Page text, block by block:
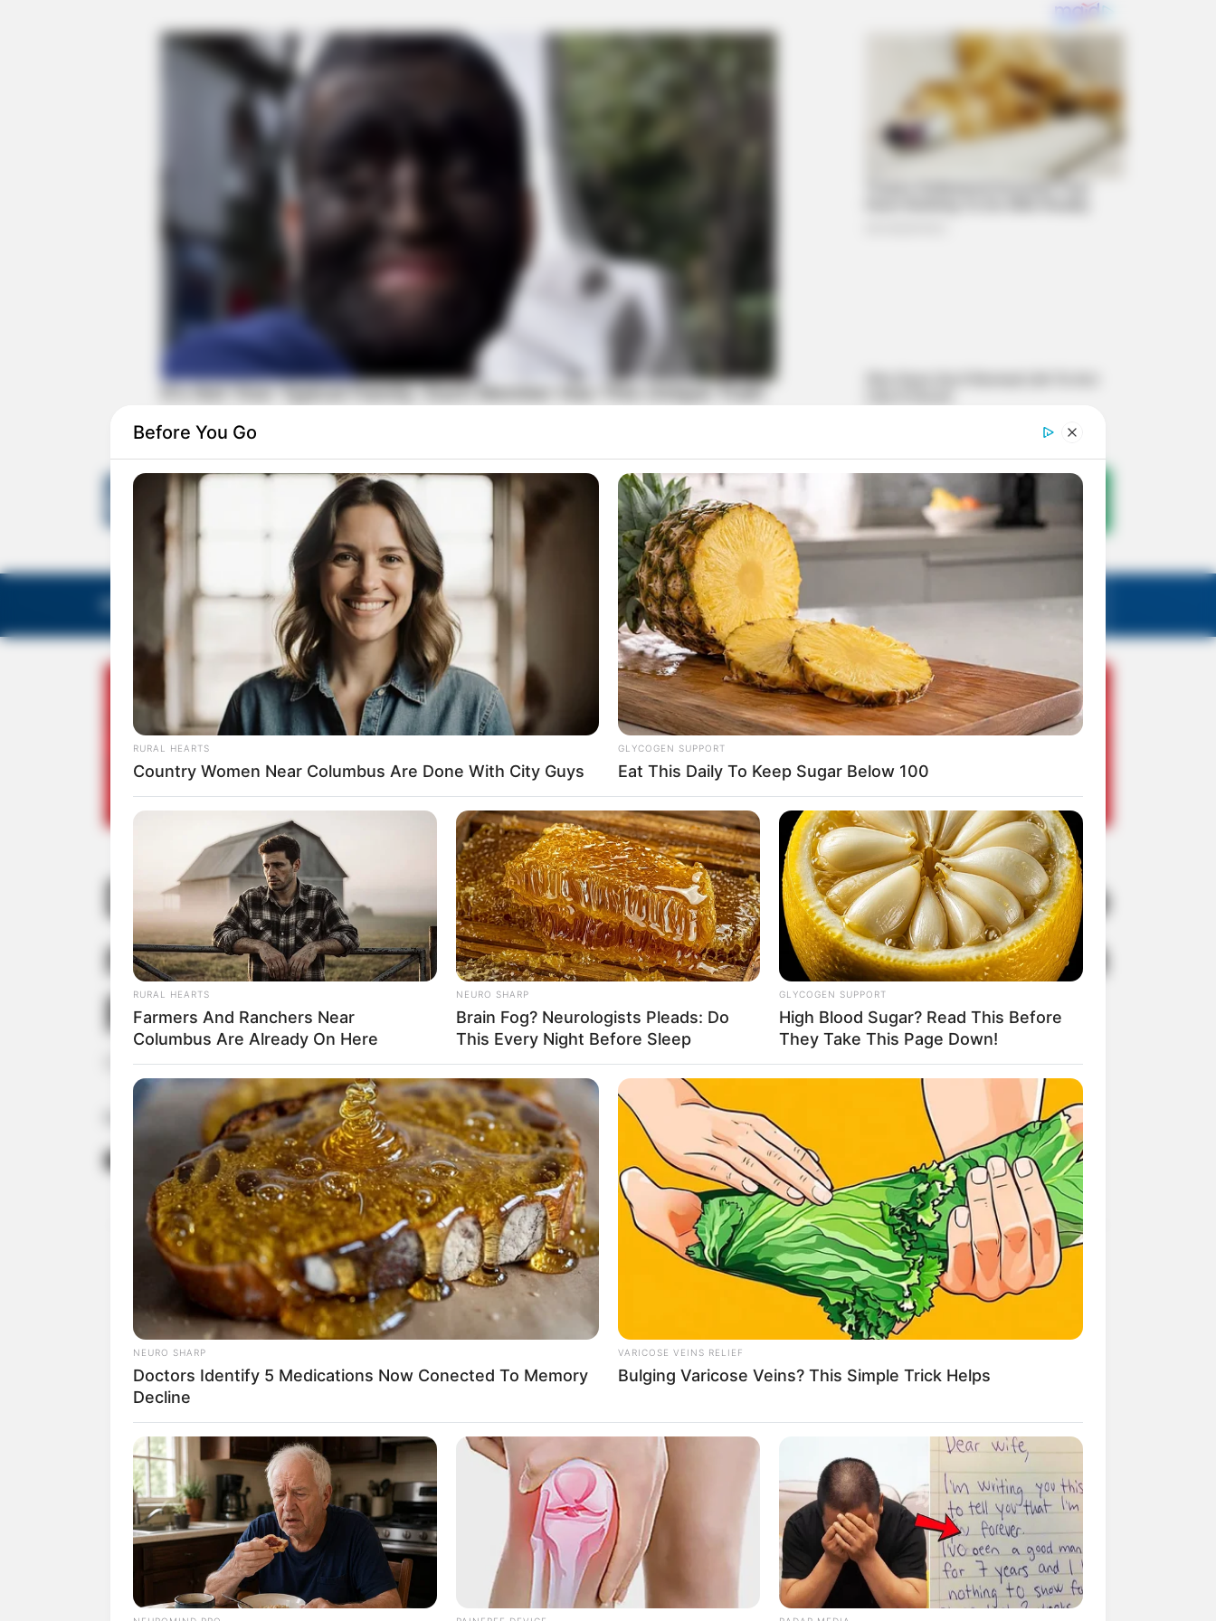
GALERIA DE FOTOS NOTA DE FALECIMENTO FALE CONOSCO VC REPÓRTER
Defesa Civil emite orientações após incêndio
nas margens da Rodovia Raposo Tavares, em
Rancharia
O tráfego ficou interditado por horas na quinta-feira.
Fonte: Da Redação
23/08/2024 Foto: Polícia Rodoviária
Share FacebookWhatsAppTelegramMessenger
X
Before You Go
RURAL HEARTS
Country Women Near Columbus Are Done With City Guys
GLYCOGEN SUPPORT
Eat This Daily To Keep Sugar Below 100
RURAL HEARTS
Farmers And Ranchers Near
Columbus Are Already On Here
NEURO SHARP
Brain Fog? Neurologists Pleads: Do
This Every Night Before Sleep
GLYCOGEN SUPPORT
High Blood Sugar? Read This Before
They Take This Page Down!
NEURO SHARP
Doctors Identify 5 Medications Now Conected To Memory
Decline
VARICOSE VEINS RELIEF
Bulging Varicose Veins? This Simple Trick Helps